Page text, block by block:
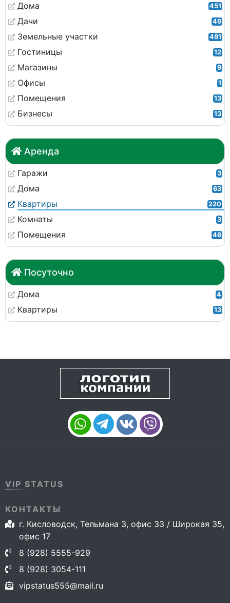
Дома 451
Дачи 49
Земельные участки 491
Гостиницы 12
Магазины 9
Офисы 1
Помещения 13
Бизнесы 13
Аренда
Гаражи 3
Дома 63
Квартиры 220
Комнаты 3
Помещения 46
Посуточно
Дома 4
Квартиры 13
VIP STATUS
КОНТАКТЫ
г. Кисловодск, Тельмана 3, офис 33 / Широкая 35,
офис 17
8 (928) 5555-929
8 (928) 3054-111
vipstatus555@mail.ru